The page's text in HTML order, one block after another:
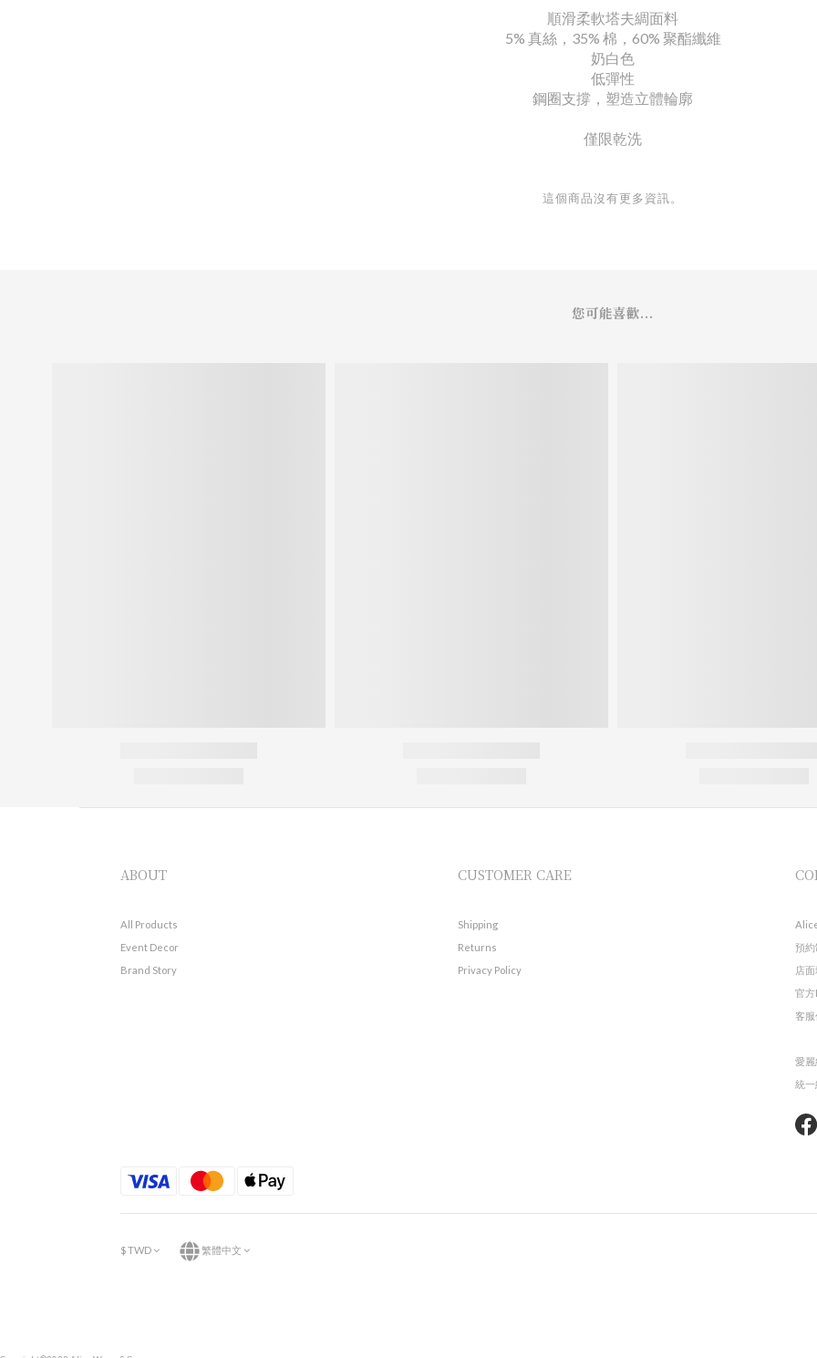
順滑柔軟塔夫綢面料
5% 真絲，35% 棉，60% 聚酯纖維
奶白色
低彈性
鋼圈支撐，塑造立體輪廓
僅限乾洗
這個商品沒有更多資訊。
您可能喜歡...
ABOUT
All Products
Event Decor
Brand Story
CUSTOMER CARE
Shipping
Returns
Privacy Policy
預
店
官
客
愛
統一
$TWD 繁體中文